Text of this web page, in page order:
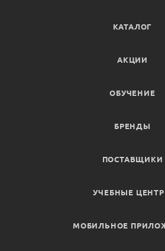
КАТАЛОГ
АКЦИИ
ОБУЧЕНИЕ
БРЕНДЫ
ПОСТАВЩИКИ
УЧЕБНЫЕ
МОБИЛЬНОЕ